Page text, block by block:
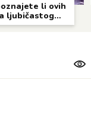
li ovih
ljubičastog